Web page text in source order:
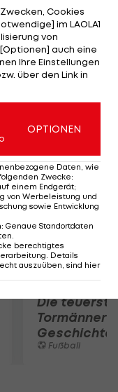
das heimische
Moser, Alois
wird das
der Schweiz und
Die
Tormänner
Geschichte
Fußball
Cookies
im LAOLA1
von
auch eine
Ihre Einstellungen
über den Link in
OPTIONEN
Daten, wie
Zwecke:
einem Endgerät;
von Werbeleistung und
sowie Entwicklung
: Genaue Standortdaten
.
berechtigtes
Details
auszuüben, sind hier